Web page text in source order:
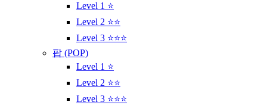
Level 1 ⭐
Level 2 ⭐⭐
Level 3 ⭐⭐⭐
팝 (POP)
Level 1 ⭐
Level 2 ⭐⭐
Level 3 ⭐⭐⭐